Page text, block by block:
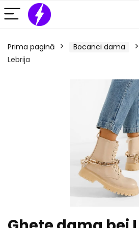
Prima pagină Bocanci dama
Lebrija